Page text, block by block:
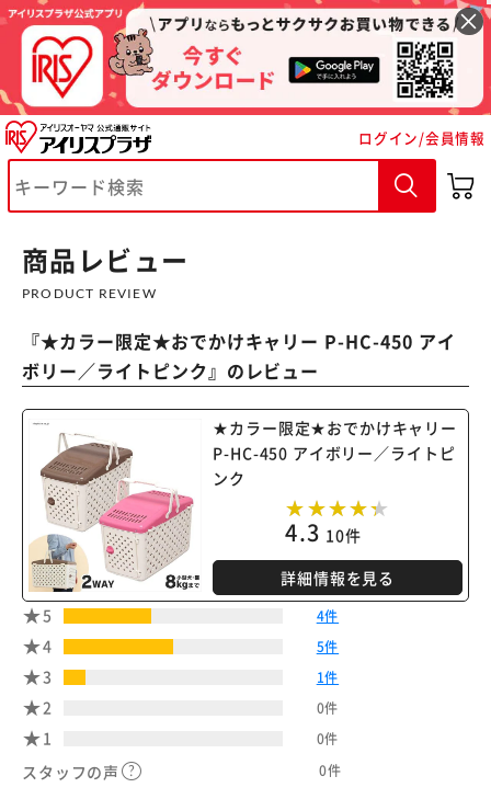
ログイン/会員情報
商品レビュー
PRODUCT REVIEW
『★カラー限定★おでかけキャリー P-HC-450 アイ
ボリー／ライトピンク』のレビュー
★カラー限定★おでかけキャリー
P-HC-450 アイボリー／ライトピ
ンク
4.3 10件
詳細情報を見る
5
4件
4 5件
3 1件
2 0件
1 0件
スタッフの声 0件
※ご確認ください
カートに入れる 購入手続きへ